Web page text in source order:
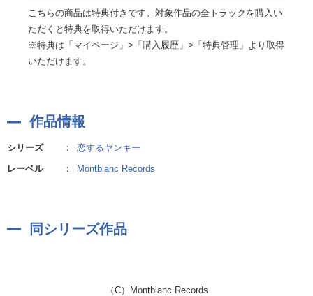
こちらの商品は特典付きです。対象作品の全トラックを購入い
ただくと特典を取得いただけます。
※特典は「マイページ」>「購入履歴」>「特典管理」より取得
いただけます。
作品情報
シリーズ ：
恋するヤンキー
レーベル
： Montblanc Records
同シリーズ作品
（C）Montblanc Records